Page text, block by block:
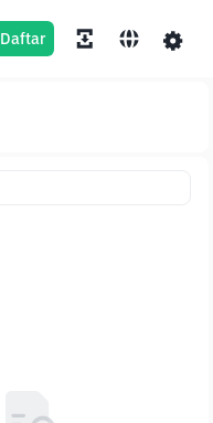
Daftar